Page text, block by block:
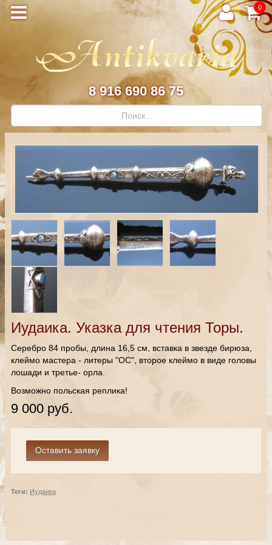
0
8 916 690 86 75
Иудаика. Указка для чтения Торы.
Серебро 84 пробы, длина 16,5 см, вставка в звезде бирюза,
клеймо мастера - литеры "ОС", второе клеймо в виде головы
лошади и третье- орла.
Возможно польская реплика!
9 000 руб.
Теги: Иудаика